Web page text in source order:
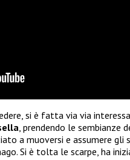
si è fatta via via
, prendendo le sembianze
a muoversi e assumere
Si è tolta le scarpe, ha